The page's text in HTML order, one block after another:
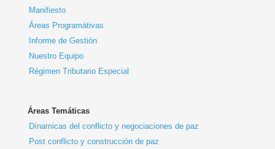
Manifiesto
Áreas Programátivas
Informe de Gestión
Nuestro Equipo
Régimen Tributario Especial
Áreas Temáticas
Dínamicas del conflicto y negociaciones de paz
Post conflicto y construcción de paz